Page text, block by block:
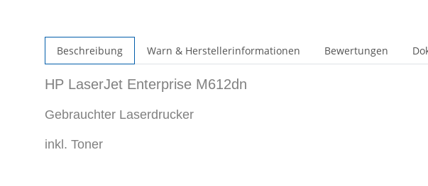
Beschreibung Warn & Herstellerinformationen Bewertungen
HP LaserJet Enterprise M612dn
Gebrauchter Laserdrucker
inkl. Toner